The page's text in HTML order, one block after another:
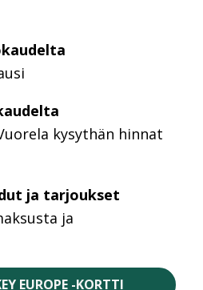
kysythän hinnat
ja tarjoukset
ja
EUROPE -KORTTI